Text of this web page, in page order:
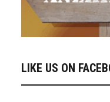
LIKE US ON